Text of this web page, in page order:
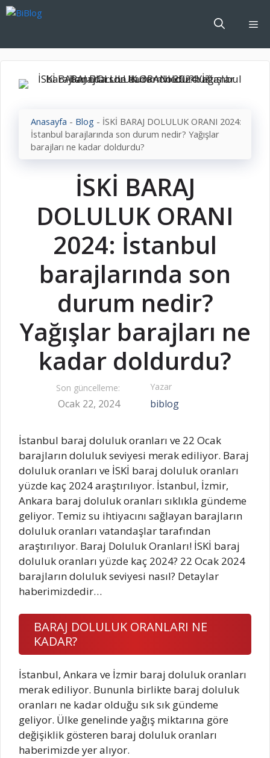
İçeriğe
Anasayfa - Blog - İSKİ BARAJ DOLULUK ORANI 2024:
İstanbul barajlarında son durum nedir? Yağışlar
barajları ne kadar doldurdu?
İSKİ BARAJ
DOLULUK ORANI
2024: İstanbul
barajlarında son
durum nedir?
Yağışlar barajları ne
kadar doldurdu?
Son güncelleme:
Ocak 22, 2024
Yazar
biblog
İstanbul baraj doluluk oranları ve 22 Ocak
barajların doluluk seviyesi merak ediliyor. Baraj
doluluk oranları ve İSKİ baraj doluluk oranları
yüzde kaç 2024 araştırılıyor. İstanbul, İzmir,
Ankara baraj doluluk oranları sıklıkla gündeme
geliyor. Temiz su ihtiyacını sağlayan barajların
doluluk oranları vatandaşlar tarafından
araştırılıyor. Baraj Doluluk Oranları! İSKİ baraj
doluluk oranları yüzde kaç 2024? 22 Ocak 2024
barajların doluluk seviyesi nasıl? Detaylar
haberimizdedir…
BARAJ DOLULUK ORANLARI NE
KADAR?
İstanbul, Ankara ve İzmir baraj doluluk oranları
merak ediliyor. Bununla birlikte baraj doluluk
oranları ne kadar olduğu sık sık gündeme
geliyor. Ülke genelinde yağış miktarına göre
değişiklik gösteren baraj doluluk oranları
haberimizde yer alıyor.